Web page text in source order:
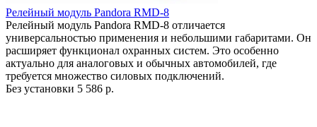
Релейный модуль Pandora RMD-8
Релейный модуль Pandora RMD-8 отличается
универсальностью применения и небольшими габаритами. Он
расширяет функционал охранных систем. Это особенно
актуально для аналоговых и обычных автомобилей, где
требуется множество силовых подключений.
Без установки 5 586 р.